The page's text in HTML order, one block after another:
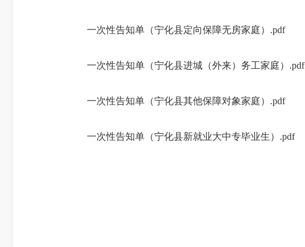
一次性告知单（宁化县定向保障无房家庭）.pdf
一次性告知单（宁化县进城（外来）务工家庭）.pdf
一次性告知单（宁化县其他保障对象家庭）.pdf
一次性告知单（宁化县新就业大中专毕业生）.pdf